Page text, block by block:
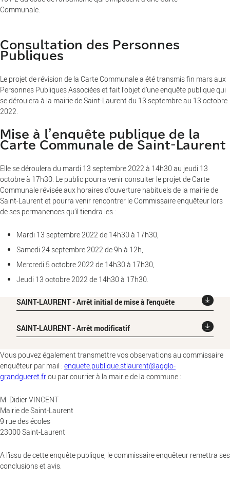
Communale.
Consultation des Personnes
Publiques
Le projet de révision de la Carte Communale a été transmis fin mars aux
Personnes Publiques Associées et fait l’objet d’une enquête publique qui
se déroulera à la mairie de Saint-Laurent du 13 septembre au 13 octobre
2022.
Mise à l'enquête publique de la
Carte Communale de Saint-Laurent
Elle se déroulera du mardi 13 septembre 2022 à 14h30 au jeudi 13
octobre à 17h30. Le public pourra venir consulter le projet de Carte
Communale révisée aux horaires d’ouverture habituels de la mairie de
Saint-Laurent et pourra venir rencontrer le Commissaire enquêteur lors
de ses permanences qu’il tiendra les :
Mardi 13 septembre 2022 de 14h30 à 17h30,
Samedi 24 septembre 2022 de 9h à 12h,
Mercredi 5 octobre 2022 de 14h30 à 17h30,
Jeudi 13 octobre 2022 de 14h30 à 17h30.
SAINT-LAURENT - Arrêt initial de mise à l'enquête
SAINT-LAURENT - Arrêt modificatif
Vous pouvez également transmettre vos observations au commissaire
enquêteur par mail : enquete.publique.stlaurent@agglo-
grandgueret.frou par courrier à la mairie de la commune :
M. Didier VINCENT
Mairie de Saint-Laurent
9 rue des écoles
23000 Saint-Laurent
A l’issu de cette enquête publique, le commissaire enquêteur remettra ses
conclusions et avis.